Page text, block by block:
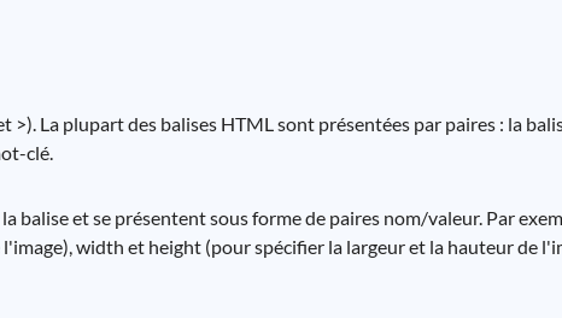
La plupart des balises HTML sont présentées par paires : la
clé.
et se présentent sous forme de paires nom/valeur. Par
width et height (pour spécifier la largeur et la hauteur de